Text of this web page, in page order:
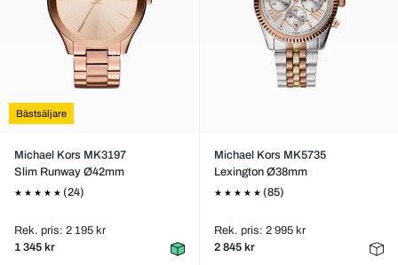
Bästsäljare
Michael Kors MK3197
Slim Runway Ø42mm
(24)
Rek. pris: 2 195 kr
1 345 kr
Michael Kors MK5735
Lexington Ø38mm
(85)
Rek. pris: 2 995 kr
2 845 kr